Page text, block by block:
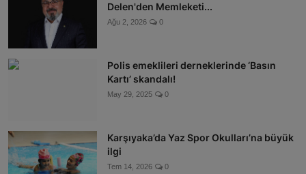
Delen'den Memleketi...
Ağu 2, 2026 0
Polis emeklileri derneklerinde ‘Basın
Kartı’ skandalı!
May 29, 2025 0
Karşıyaka’da Yaz Spor Okulları’na büyük
ilgi
Tem 14, 2026 0